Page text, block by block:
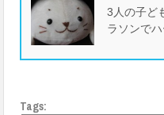
3人の子ど
ラソンで
Tags: